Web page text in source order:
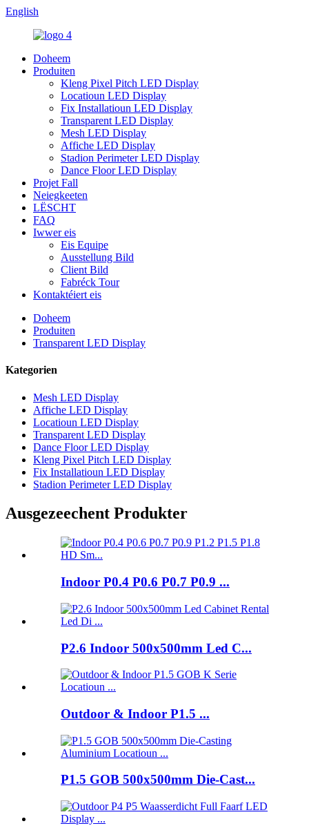
English
Doheem
Produiten
Kleng Pixel Pitch LED Display
Locatioun LED Display
Fix Installatioun LED Display
Transparent LED Display
Mesh LED Display
Affiche LED Display
Stadion Perimeter LED Display
Dance Floor LED Display
Projet Fall
Neiegkeeten
LËSCHT
FAQ
Iwwer eis
Eis Equipe
Ausstellung Bild
Client Bild
Fabréck Tour
Kontaktéiert eis
Doheem
Produiten
Transparent LED Display
Kategorien
Mesh LED Display
Affiche LED Display
Locatioun LED Display
Transparent LED Display
Dance Floor LED Display
Kleng Pixel Pitch LED Display
Fix Installatioun LED Display
Stadion Perimeter LED Display
Ausgezeechent Produkter
Indoor P0.4 P0.6 P0.7 P0.9 ...
P2.6 Indoor 500x500mm Led C...
Outdoor & Indoor P1.5 ...
P1.5 GOB 500x500mm Die-Cast...